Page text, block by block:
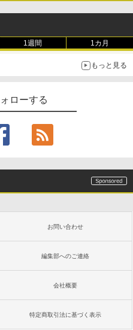
1週間 1カ月
もっと見る
ローする
お問い合わせ
編集部へのご連絡
会社概要
特定商取引法に基づく表示